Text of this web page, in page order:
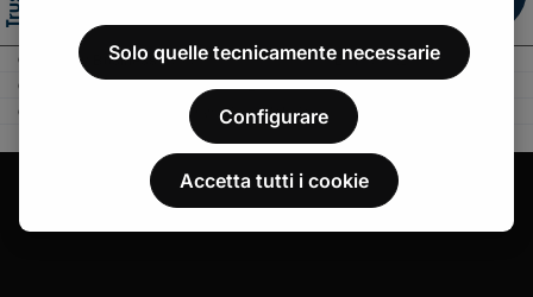
Solo quelle tecnicamente necessarie
Configurare
Accetta tutti i cookie